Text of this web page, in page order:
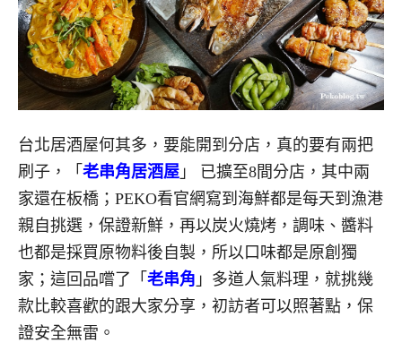
台北居酒屋何其多，要能開到分店，真的要有兩把
刷子，「 老串角居酒屋 」 已擴至8間分店，其中兩
家還在板橋；PEKO看官網寫到海鮮都是每天到漁港
親自挑選，保證新鮮，再以炭火燒烤，調味、醬料
也都是採買原物料後自製，所以口味都是原創獨
家；這回品嚐了「 老串角 」多道人氣料理，就挑幾
款比較喜歡的跟大家分享，初訪者可以照著點，保
證安全無雷。